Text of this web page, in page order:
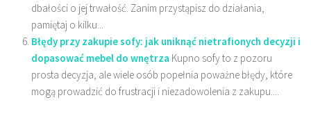
dbałości o jej trwałość. Zanim przystąpisz do działania,
pamiętaj o kilku...
Błędy przy zakupie sofy: jak uniknąć nietrafionych decyzji i
dopasować mebel do wnętrza Kupno sofy to z pozoru
prosta decyzja, ale wiele osób popełnia poważne błędy, które
mogą prowadzić do frustracji i niezadowolenia z zakupu....